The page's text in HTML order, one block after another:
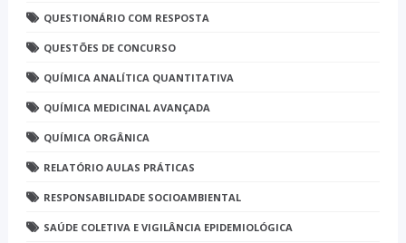
QUESTIONÁRIO COM RESPOSTA
QUESTÕES DE CONCURSO
QUÍMICA ANALÍTICA QUANTITATIVA
QUÍMICA MEDICINAL AVANÇADA
QUÍMICA ORGÂNICA
RELATÓRIO AULAS PRÁTICAS
RESPONSABILIDADE SOCIOAMBIENTAL
SAÚDE COLETIVA E VIGILÂNCIA EPIDEMIOLÓGICA